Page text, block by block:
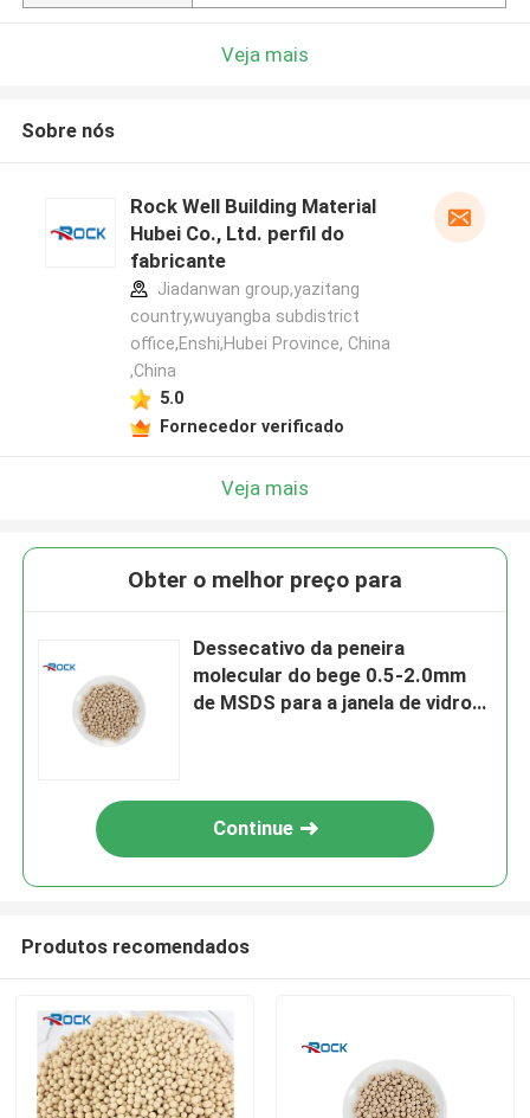
Veja mais
Sobre nós
Rock Well Building Material
Hubei Co., Ltd. perfil do
fabricante
Jiadanwan group,yazitang
country,wuyangba subdistrict
office,Enshi,Hubei Province, China
,China
5.0
Fornecedor verificado
Veja mais
Obter o melhor preço para
Dessecativo da peneira
molecular do bege 0.5-2.0mm
de MSDS para a janela de vidro
Continue
Produtos recomendados